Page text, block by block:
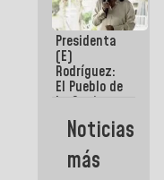
de Escuela
Militar de
Mamo en La
Guaira
Presidenta
(E)
Rodríguez:
El Pueblo de
La Guaira
siempre
estará
acompañada
por el
Noticias
más